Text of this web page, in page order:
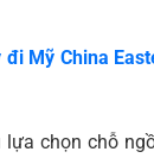
đi Mỹ China
chọn chỗ